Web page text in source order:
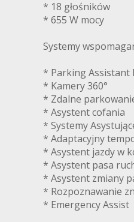
* 18 głośników
* 655 W mocy
Systemy
* Parking Assistant
* Kamery 360°
* Zdalne
* Asystent cofania
* Systemy
* Adaptacyjny
* Asystent jazdy w
* Asystent pasa
* Asystent zmiany
* Rozpoznawanie
* Emergency Assist